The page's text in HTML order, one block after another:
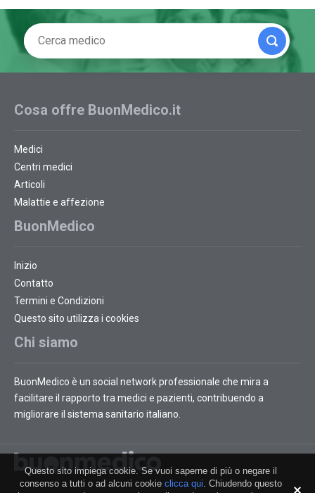
Cosa offre BuonMedico.it
Medici
Centri medici
Articoli
Malattie e affezione
BuonMedico
Inizio
Contatto
Termini e Condizioni
Questo sito utilizza i cookies
Chi siamo
BuonMedico è un social network professionale che mira a
facilitare il rapporto tra medici e pazienti, contribuendo a
migliorare il sistema sanitario italiano.
Questo sito impiega cookie. Se vuoi saperne di più o negare il
consenso a tutti o ad alcuni cookie clicca qui. Chiudendo questo